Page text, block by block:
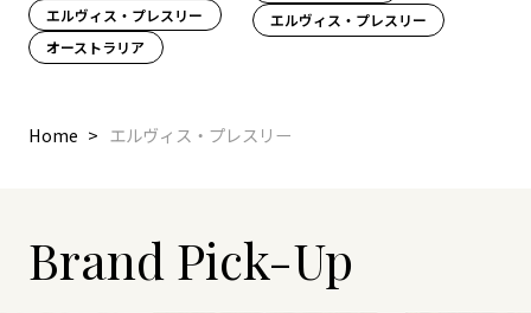
エルヴィス・プレスリー
オーストラリア
エルヴィス・プレスリー
Home エルヴィス・プレスリー
Brand Pick-Up